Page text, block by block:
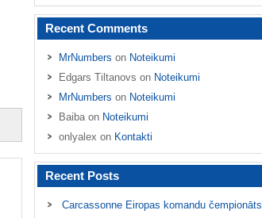
Recent Comments
MrNumbers on Noteikumi
Edgars Tiltanovs on Noteikumi
MrNumbers on Noteikumi
Baibaon Noteikumi
onlyalex on Kontakti
Recent Posts
Carcassonne Eiropas komandu čempionāts